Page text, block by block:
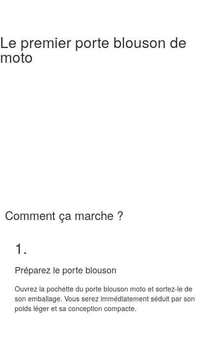
Le premier porte blouson de
moto
Comment ça marche ?
1.
Préparez le porte blouson
Ouvrez la pochette du porte blouson moto et sortez-le de
son emballage. Vous serez immédiatement séduit par son
poids léger et sa conception compacte.